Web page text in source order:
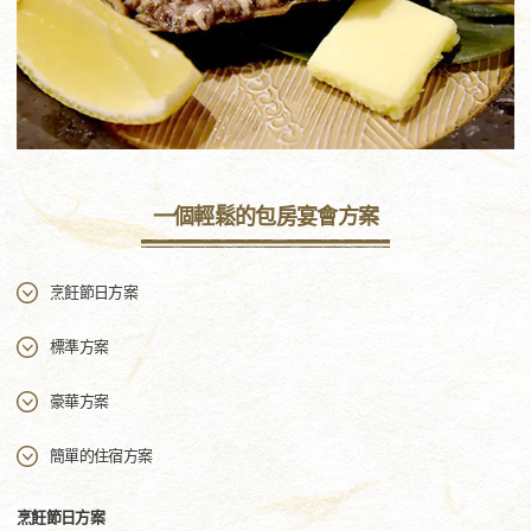
一個輕鬆的包房宴會方案
烹飪節日方案
標準方案
豪華方案
簡單的住宿方案
烹飪節日方案